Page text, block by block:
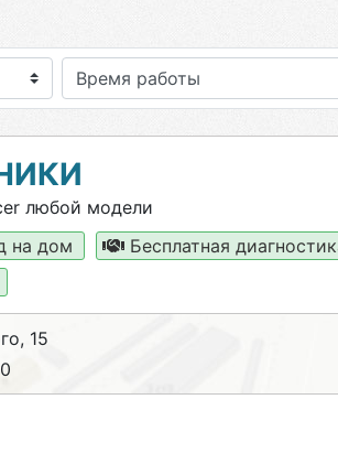
любой модели
на дом Бесплатная
15